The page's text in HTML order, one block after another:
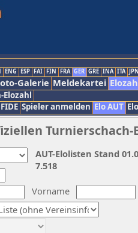
ENG ESP FAI FIN FRA GER GRE INA ITA JPN
Galerie Meldekartei
Elozahl
FIDE Spieler anmelden Elo AUT
Turnierschach-
Vorname
AUT-Elolisten Stand
7.518